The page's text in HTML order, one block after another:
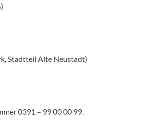
Stadtteil Alte Neustadt)
0391 – 99 00 00 99.